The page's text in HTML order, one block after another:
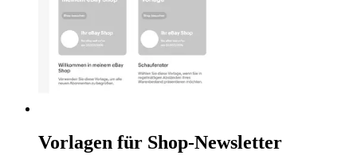
Vorlagen für Shop-Newsletter